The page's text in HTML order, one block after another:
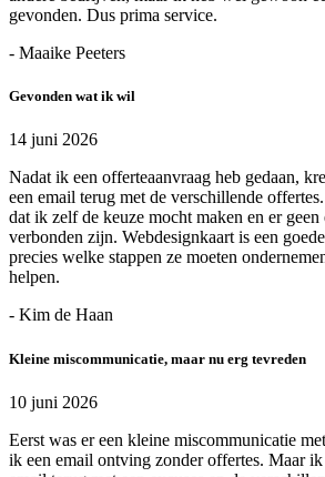
gevonden. Dus prima service.
- Maaike Peeters
Gevonden wat ik wil
14 juni 2026
Nadat ik een offerteaanvraag heb gedaan,
een email terug met de verschillende
dat ik zelf de keuze mocht maken en er geen
verbonden zijn. Webdesignkaart is een
precies welke stappen ze moeten
helpen.
- Kim de Haan
Kleine miscommunicatie, maar nu erg tevreden
10 juni 2026
Eerst was er een kleine miscommunicatie
ik een email ontving zonder offertes. Maar